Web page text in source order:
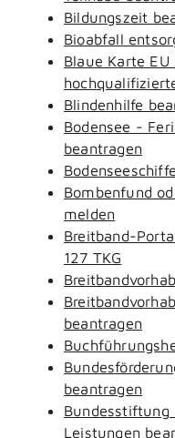
Bildungszeit
Bioabfall
Blaue Karte
Blindenhilfe
Bodensee -
beantragen
Bombenfund
melden
Breitband-
127 TKG
beantragen
beantragen
Leistungen